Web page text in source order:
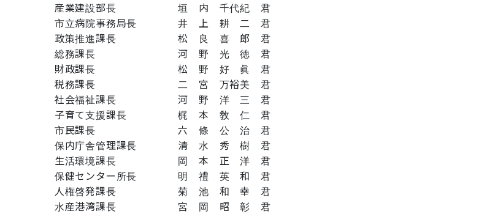
産業建設部長 垣 内 千代紀 君
市立病院事務局長 井 上 耕 二 君
政策推進課長 松 良 喜 郎 君
総務課長 河 野 光 徳 君
財政課長 松 野 好 眞 君
税務課長 二 宮 万裕美 君
社会福祉課長 河 野 洋 三 君
子育て支援課長 梶 本 敎 仁 君
市民課長 六 條 公 治 君
保内庁舎管理課長 清 水 秀 樹 君
生活環境課長 岡 本 正 洋 君
保健センター所長 明 禮 英 和 君
人権啓発課長 菊 池 和 幸 君
水産港湾課長 宮 岡 昭 彰 君